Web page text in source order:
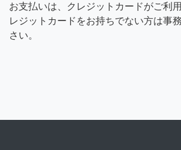
お支払いは、クレジットカードがご利
レジットカードをお持ちでない方は事
さい。